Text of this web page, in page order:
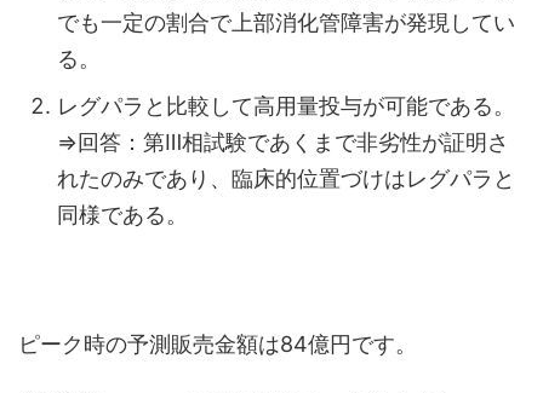
でも一定の割合で上部消化管障害が発現してい
る。
レグパラと比較して高用量投与が可能である。
⇒回答：第Ⅲ相試験であくまで非劣性が証明さ
れたのみであり、臨床的位置づけはレグパラと
同様である。
ピーク時の予測販売金額は84億円です。